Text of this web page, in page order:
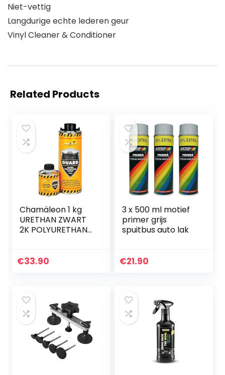
Niet-vettig
Langdurige echte lederen geur
Vinyl Cleaner & Conditioner
Related Products
Chamäleon 1 kg
URETHAN ZWART
2K POLYURETHAN
Clear
€33.90
3 x 500 ml motief
primer grijs
spuitbus auto lak
€21.90